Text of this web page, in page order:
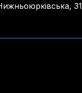
31